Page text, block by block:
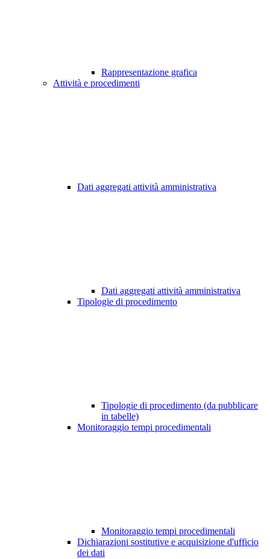
Rappresentazione grafica
Attività e procedimenti
Dati aggregati attività amministrativa
Dati aggregati attività amministrativa
Tipologie di procedimento
Tipologie di procedimento (da pubblicare
in tabelle)
Monitoraggio tempi procedimentali
Monitoraggio tempi procedimentali
Dichiarazioni sostitutive e acquisizione d'ufficio
dei dati